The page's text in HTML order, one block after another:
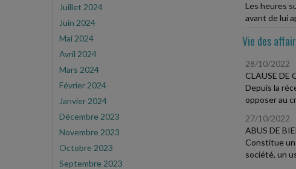
Juillet 2024
Juin 2024
Mai 2024
Avril 2024
Mars 2024
Février 2024
Janvier 2024
Décembre 2023
Novembre 2023
Octobre 2023
Septembre 2023
Les heures
avant de lui
Vie des
28/10/2022
CLAUSE DE
Depuis la
opposer au
27/10/2022
ABUS DE
Constitue un
société, un